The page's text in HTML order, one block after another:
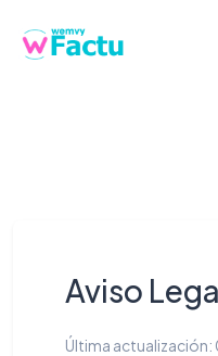
Aviso
Última